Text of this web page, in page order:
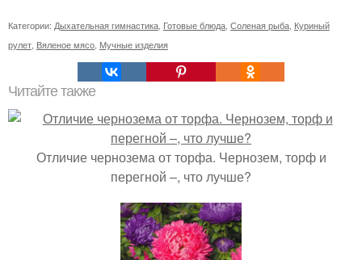
Категории: Дыхательная гимнастика Готовые блюда Соленая рыба Куриный
рулет Вяленое мясо Мучные изделия
Читайте также
Отличие чернозема от торфа. Чернозем, торф и
перегной –, что лучше?